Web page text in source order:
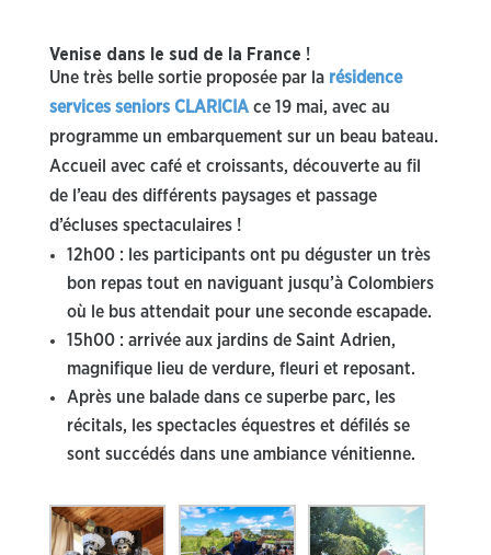
Venise dans le sud de la France !
Une très belle sortie proposée par la résidence
services seniors CLARICIAce 19 mai, avec au
programme un embarquement sur un beau bateau.
Accueil avec café et croissants, découverte au fil
de l’eau des différents paysages et passage
d’écluses spectaculaires !
12h00 : les participants ont pu déguster un très
bon repas tout en naviguant jusqu’à Colombiers
où le bus attendait pour une seconde escapade.
15h00 : arrivée aux jardins de Saint Adrien,
magnifique lieu de verdure, fleuri et reposant.
Après une balade dans ce superbe parc, les
récitals, les spectacles équestres et défilés se
sont succédés dans une ambiance vénitienne.